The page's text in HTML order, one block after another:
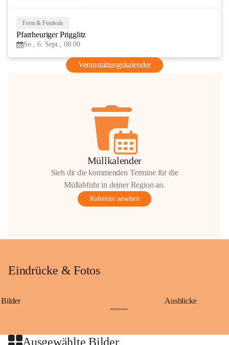
Feste & Festivals
Pfarrheuriger Prigglitz
So., 6. Sept., 08:00
Veranstaltungskalender
Müllkalender
Sieh dir die kommenden Termine für die
Müllabfuhr in deiner Region an.
Kalender ansehen
Eindrücke & Fotos
Bilder Ausblicke
Ausgewählte Bilder